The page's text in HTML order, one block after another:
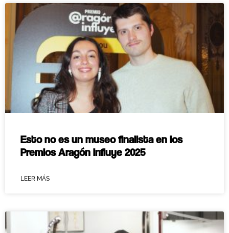
Esto no es un museo finalista en los
Premios Aragón Influye 2025
LEER MÁS